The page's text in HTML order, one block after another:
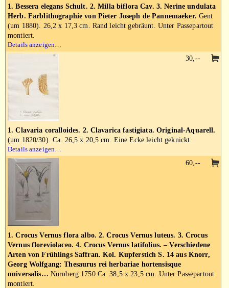
1. Bessera elegans Schult. 2. Milla biflora Cav. 3. Nerine undulata
Herb. Farblithographie von Pieter Joseph de Pannemaeker. Gent
(um 1880). 26,2 x 17,3 cm. Rand leicht gebräunt. Unter Passepartout
montiert.
Details anzeigen…
1. Clavaria coralloides. 2. Clavarica fastigiata. Original-Aquarell.
(um 1820/30). Ca. 26,5 x 20,5 cm. Eine Ecke leicht geknickt.
Details anzeigen…
30,--
1. Crocus Vernus flora albo. 2. Crocus Vernus luteus. 3. Crocus
Vernus floreviolaceo. 4. Crocus Vernus latifolius. – Verschiedene
Arten von Frühlings Saffran. Kol. Kupferstich S. 14 aus Knorr,
Georg Wolfgang: Thesaurus rei herbariae hortensisque
universalis… Nürnberg 1750 Ca. 38,5 x 23,5 cm. Unter Passepartout
montiert.
60,--